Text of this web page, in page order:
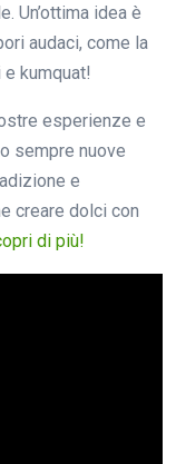
Un’ottima idea è
audaci, come la
kumquat!
esperienze e
sempre nuove
e
creare dolci con
di più!